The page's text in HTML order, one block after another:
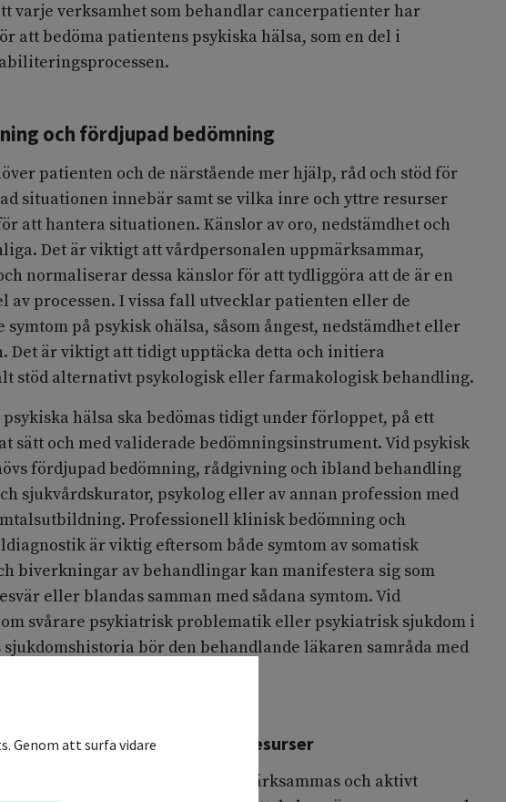
varje verksamhet som behandlar cancerpatienter har
att bedöma patientens psykiska hälsa, som en del i
och fördjupad bedömning
patienten och de närstående mer hjälp, råd och stöd för
situationen innebär samt se vilka inre och yttre resurser
att hantera situationen. Känslor av oro, nedstämdhet och
Det är viktigt att vårdpersonalen uppmärksammar,
normaliserar dessa känslor för att tydliggöra att de är en
av processen. I vissa fall utvecklar patienten eller de
symtom på psykisk ohälsa, såsom ångest, nedstämdhet eller
Det är viktigt att tidigt upptäcka detta och initiera
stöd alternativt psykologisk eller farmakologisk behandling.
hälsa ska bedömas tidigt under förloppet, på ett
sätt och med validerade bedömningsinstrument. Vid psykisk
fördjupad bedömning, rådgivning och ibland behandling
sjukvårdskurator, psykolog eller av annan profession med
Professionell klinisk bedömning och
är viktig eftersom både symtom av somatisk
biverkningar av behandlingar kan manifestera sig som
eller blandas samman med sådana symtom. Vid
svårare psykiatrisk problematik eller psykiatrisk sjukdom i
bör den behandlande läkaren samråda med
av sårbarhetsfaktorer och resurser
sårbarhetsfaktorer bör uppmärksammas och aktivt
Genom att surfa vidare